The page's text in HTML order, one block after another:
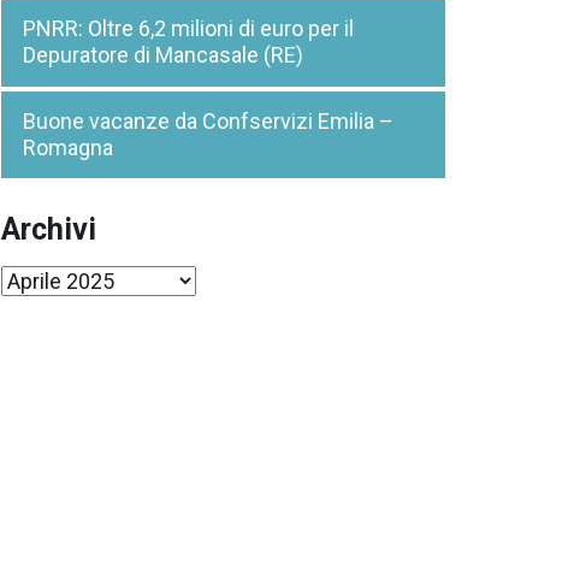
PNRR: Oltre 6,2 milioni di euro per il
Depuratore di Mancasale (RE)
Buone vacanze da Confservizi Emilia –
Romagna
Archivi
Archivi